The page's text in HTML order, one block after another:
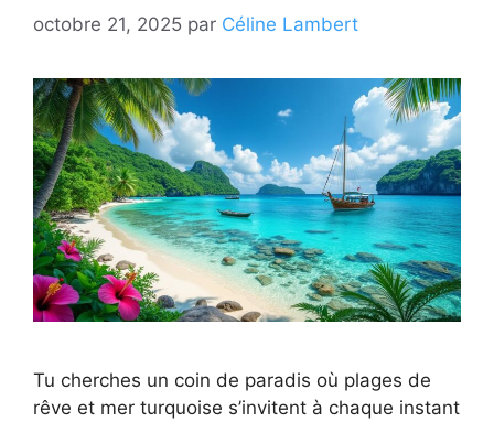
octobre 21, 2025 par Céline Lambert
Tu cherches un coin de paradis où plages de
rêve et mer turquoise s’invitent à chaque instant